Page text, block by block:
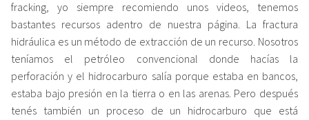
fracking, yo siempre recomiendo unos videos, tenemos
bastantes recursos adentro de nuestra página. La fractura
hidráulica es un método de extracción de un recurso. Nosotros
teníamos el petróleo convencional donde hacías la
perforación y el hidrocarburo salía porque estaba en bancos,
estaba bajo presión en la tierra o en las arenas. Pero después
tenés también un proceso de un hidrocarburo que está